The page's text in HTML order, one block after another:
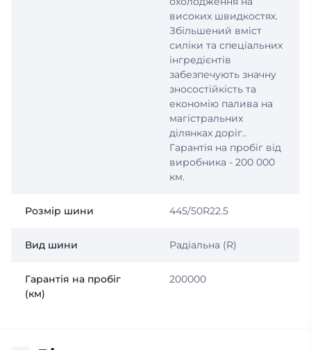
високих швидкостях.
Збільшений вміст
силіки та спеціальних
інгредієнтів
забезпечують значну
зносостійкість та
економію палива на
магістральних
ділянках доріг..
Гарантія на пробіг від
виробника - 200 000
км.
Розмір шини 445/50R22.5
Вид шини Радіальна (R)
Гарантія на пробіг
(км)
200000